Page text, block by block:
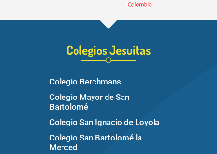
Colegios Jesuitas
Colegio Berchmans
Colegio Mayor de San
Bartolomé
Colegio San Ignacio de Loyola
Colegio San Bartolomé la
Merced